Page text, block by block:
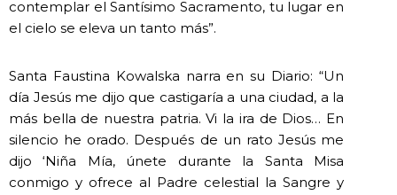
contemplar el Santísimo Sacramento, tu lugar en
el cielo se eleva un tanto más”.
Santa Faustina Kowalska narra en su Diario: “Un
día Jesús me dijo que castigaría a una ciudad, a la
más bella de nuestra patria. Vi la ira de Dios… En
silencio he orado. Después de un rato Jesús me
dijo ‘Niña Mía, únete durante la Santa Misa
conmigo y ofrece al Padre celestial la Sangre y